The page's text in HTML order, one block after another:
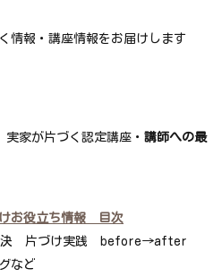
報・講座情報をお届けします
実家が片づく認定講座・ 講師への最
お役立ち情報 目次
解決 片づけ実践 before→after
など